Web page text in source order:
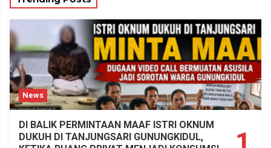
News
DI BALIK PERMINTAAN MAAF ISTRI OKNUM
DUKUH DI TANJUNGSARI GUNUNGKIDUL,